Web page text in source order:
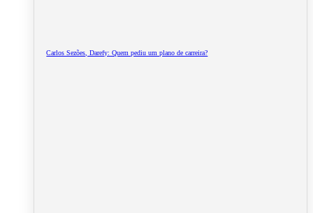
Carlos Sezões, Darefy: Quem pediu um plano de carreira?